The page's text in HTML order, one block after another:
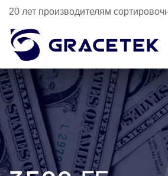
20 лет производителям